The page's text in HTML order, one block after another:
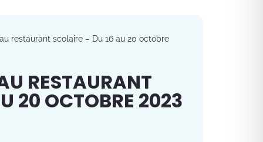
restaurant scolaire – Du 16 au 20 octobre
RESTAURANT
20 OCTOBRE 2023